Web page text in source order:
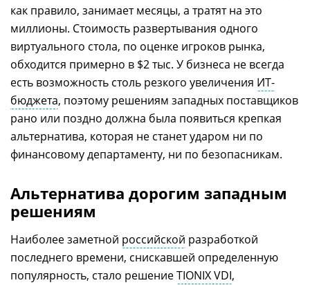
как правило, занимает месяцы, а тратят на это
миллионы. Стоимость развертывания одного
виртуального стола, по оценке игроков рынка,
обходится примерно в $2 тыс. У бизнеса не всегда
есть возможность столь резкого увеличения ИТ-
бюджета, поэтому решениям западных поставщиков
рано или поздно должна была появиться крепкая
альтернатива, которая не станет ударом ни по
финансовому департаменту, ни по безопасникам.
Альтернатива дорогим западным
решениям
Наиболее заметной российской разработкой
последнего времени, снискавшей определенную
популярность, стало решениеTIONIX VDI,